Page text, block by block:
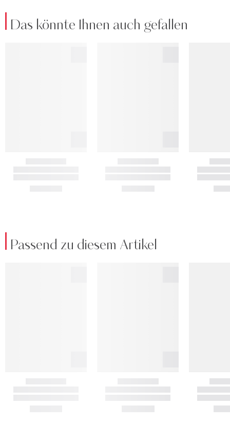
Das könnte Ihnen auch gefallen
Passend zu diesem Artikel